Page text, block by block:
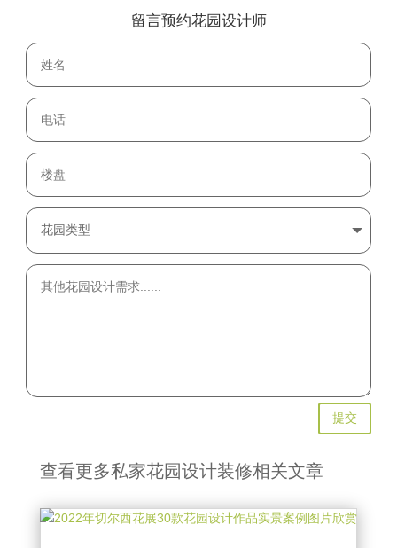
留言预约花园设计师
提交
查看更多私家花园设计装修相关文章